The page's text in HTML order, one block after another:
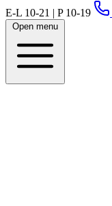
E-L 10-21 | P 10-19
Open menu